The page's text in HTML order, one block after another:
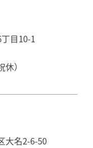
目10-1
）
大名2-6-50